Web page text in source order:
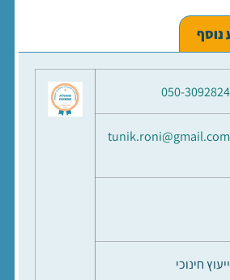
נוסף
050-3092824
tunik.roni@gmail.com
ייעוץ חינוכי